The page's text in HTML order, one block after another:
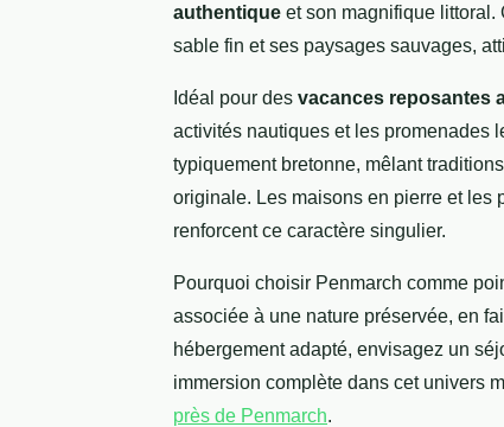
authentique et son magnifique littoral.
sable fin et ses paysages sauvages,
Idéal pour des vacances reposantes
activités nautiques et les promenades
typiquement bretonne, mêlant
originale. Les maisons en pierre et les
renforcent ce caractère singulier.
Pourquoi choisir Penmarch comme
associée à une nature préservée, en
hébergement adapté, envisagez un
immersion complète dans cet univers
près de Penmarch.